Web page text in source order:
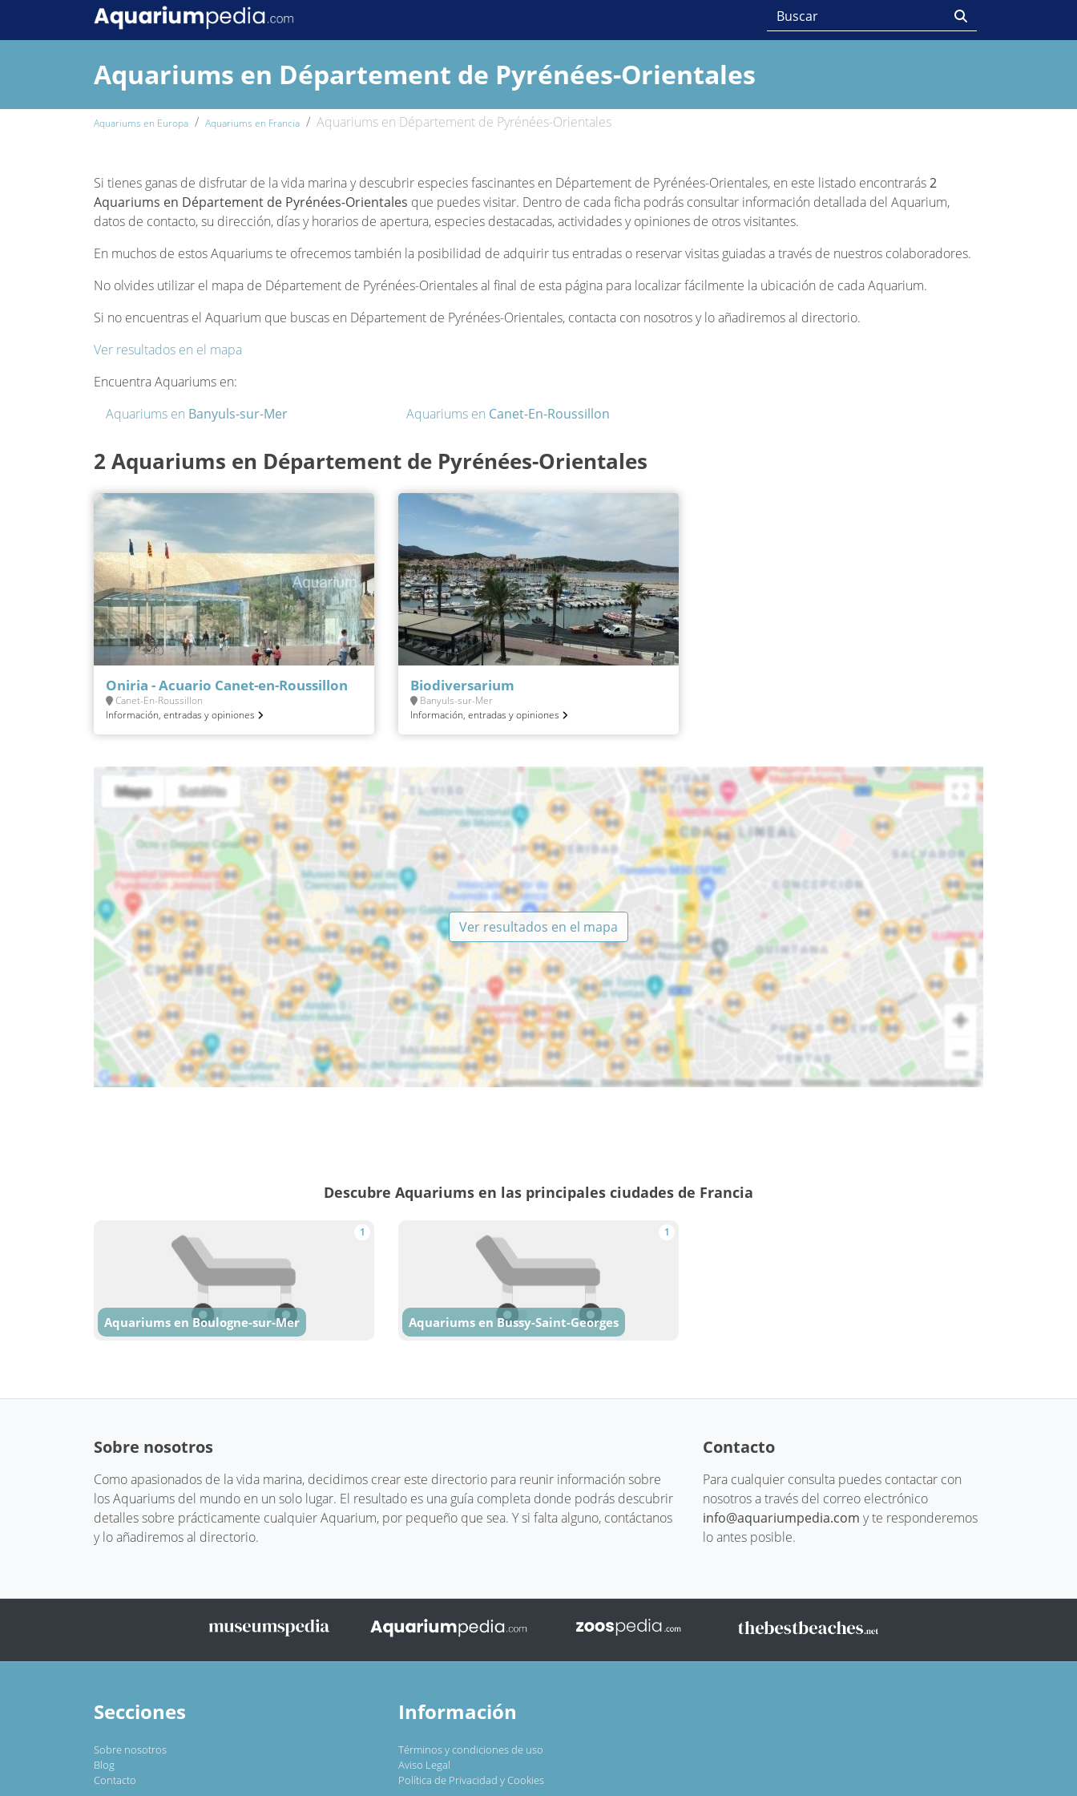
Aquariums en Département de Pyrénées-Orientales
Aquariums en Europa Aquariums en Francia Aquariums en Département de Pyrénées-Orientales
Si tienes ganas de disfrutar de la vida marina y descubrir especies fascinantes en Département de Pyrénées-Orientales, en este listado encontrarás2
Aquariums en Département de Pyrénées-Orientales que puedes visitar. Dentro de cada ficha podrás consultar información detallada del Aquarium,
datos de contacto, su dirección, días y horarios de apertura, especies destacadas, actividades y opiniones de otros visitantes.
En muchos de estos Aquariums te ofrecemos también la posibilidad de adquirir tus entradas o reservar visitas guiadas a través de nuestros colaboradores.
No olvides utilizar el mapa de Département de Pyrénées-Orientales al final de esta página para localizar fácilmente la ubicación de cada Aquarium.
Si no encuentras el Aquarium que buscas en Département de Pyrénées-Orientales, contacta con nosotros y lo añadiremos al directorio.
Ver resultados en el mapa
Encuentra Aquariums en:
Aquariums en Banyuls-sur-Mer Aquariums en Canet-En-Roussillon
2 Aquariums en Département de Pyrénées-Orientales
Oniria - Acuario Canet-en-Roussillon
Canet-En-Roussillon
Información, entradas y opiniones
Biodiversarium
Banyuls-sur-Mer
Información, entradas y opiniones
Ver resultados en el mapa
Descubre Aquariums en las principales ciudades de Francia
1
Aquariums en Boulogne-sur-Mer
1
Aquariums en Bussy-Saint-Georges
Sobre nosotros
Como apasionados de la vida marina, decidimos crear este directorio para reunir información sobre
los Aquariums del mundo en un solo lugar. El resultado es una guía completa donde podrás descubrir
detalles sobre prácticamente cualquier Aquarium, por pequeño que sea. Y si falta alguno, contáctanos
y lo añadiremos al directorio.
Contacto
Para cualquier consulta puedes contactar con
nosotros a través del correo electrónico
info@aquariumpedia.com y te responderemos
lo antes posible.
Secciones
Sobre nosotros
Blog
Contacto
Información
Términos y condiciones de uso
Aviso Legal
Política de Privacidad y Cookies